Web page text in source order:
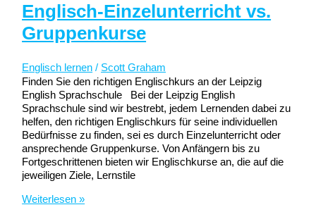
Englisch-Einzelunterricht vs.
Gruppenkurse
Englisch lernen / Scott Graham
Finden Sie den richtigen Englischkurs an der Leipzig
English Sprachschule Bei der Leipzig English
Sprachschule sind wir bestrebt, jedem Lernenden dabei zu
helfen, den richtigen Englischkurs für seine individuellen
Bedürfnisse zu finden, sei es durch Einzelunterricht oder
ansprechende Gruppenkurse. Von Anfängern bis zu
Fortgeschrittenen bieten wir Englischkurse an, die auf die
jeweiligen Ziele, Lernstile
Englisch-
Weiterlesen »